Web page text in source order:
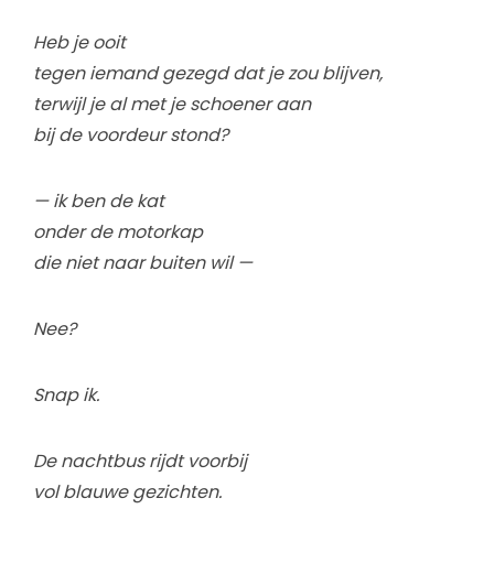
Heb je ooit
tegen iemand gezegd dat je zou blijven,
terwijl je al met je schoener aan
bij de voordeur stond?
— ik ben de kat
onder de motorkap
die niet naar buiten wil —
Nee?
Snap ik.
De nachtbus rijdt voorbij
vol blauwe gezichten.